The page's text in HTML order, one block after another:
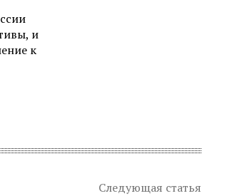
и
к
Следующая статья